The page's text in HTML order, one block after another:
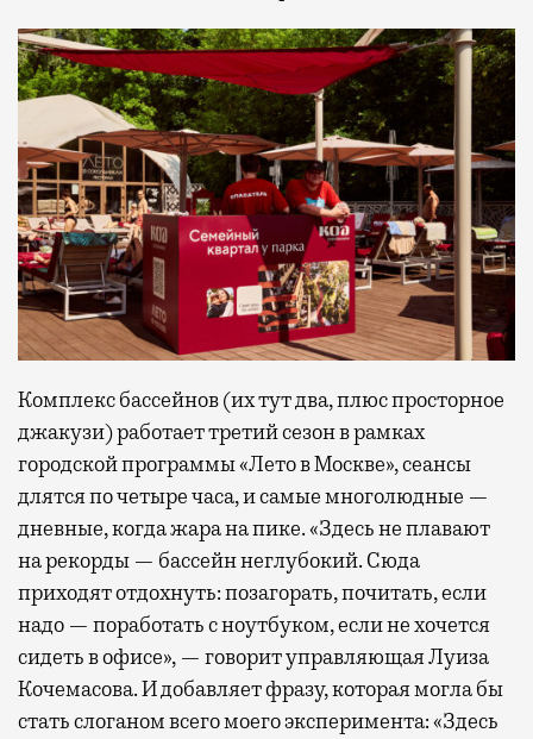
Комплекс бассейнов (их тут два, плюс просторное
джакузи) работает третий сезон в рамках
городской программы «Лето в Москве», сеансы
длятся по четыре часа, и самые многолюдные —
дневные, когда жара на пике. «Здесь не плавают
на рекорды — бассейн неглубокий. Сюда
приходят отдохнуть: позагорать, почитать, если
надо — поработать с ноутбуком, если не хочется
сидеть в офисе», — говорит управляющая Луиза
Кочемасова. И добавляет фразу, которая могла бы
стать слоганом всего моего эксперимента: «Здесь